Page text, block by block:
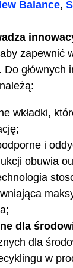
Balance,
zapewnić
głównych
wkładki,
i
obuwia
dla
dla
w